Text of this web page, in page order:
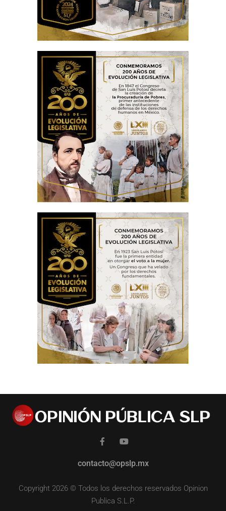
contacto@opslp.mx
Copyright 2026 © Todos los derechos reservados Opinion
Publica S.L.P.